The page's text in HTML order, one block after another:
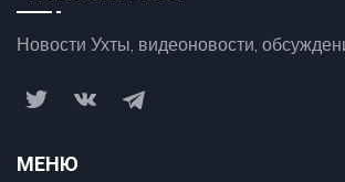
Новости Ухты, видеоновости,
МЕНЮ